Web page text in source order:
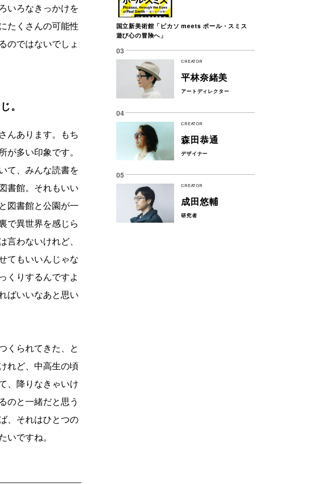
いろなきっかけを
たくさんの可能性
のではないでしょ
。
んあります。もち
多い印象です。
て、みんな読書を
書館。それもいい
図書館と公園が一
で異世界を感じら
わないけれど、
てもいいんじゃな
くりするんですよ
ばいいなあと思い
くられてきた、と
れど、中高生の頃
、降りなきゃいけ
のと一緒だと思う
、それはひとつの
ですね。
国立新美術館「ピカソ meets ポール・スミス
遊び心の冒険へ」
CREATOR
平林奈緒美
アートディレクター
CREATOR
森田恭通
デザイナー
CREATOR
成田悠輔
研究者